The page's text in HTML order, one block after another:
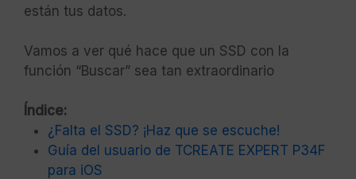
están tus datos.
Vamos a ver qué hace que un SSD con la
función “Buscar” sea tan extraordinario
Índice:
¿Falta el SSD? ¡Haz que se escuche!
Guía del usuario de TCREATE EXPERT P34F
para iOS